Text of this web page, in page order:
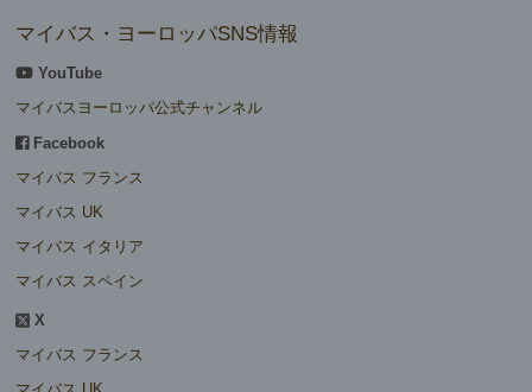
マイバス・ヨーロッパSNS情報
YouTube
マイバスヨーロッパ公式チャンネル
Facebook
マイバス フランス
マイバス UK
マイバス イタリア
マイバス スペイン
X
マイバス フランス